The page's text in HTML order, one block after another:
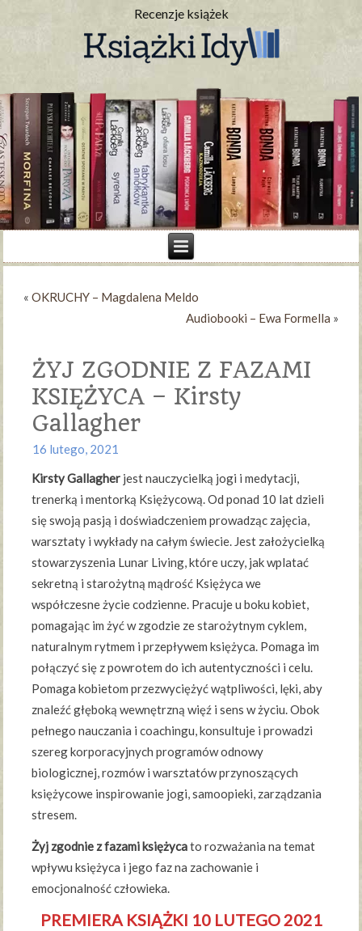
Recenzje książek
«OKRUCHY – Magdalena Meldo
Audiobooki – Ewa Formella »
ŻYJ ZGODNIE Z FAZAMI
KSIĘŻYCA – Kirsty
Gallagher
16 lutego, 2021
Kirsty Gallagher jest nauczycielką jogi i medytacji,
trenerką i mentorką Księżycową. Od ponad 10 lat dzieli
się swoją pasją i doświadczeniem prowadząc zajęcia,
warsztaty i wykłady na całym świecie. Jest założycielką
stowarzyszenia Lunar Living, które uczy, jak wplatać
sekretną i starożytną mądrość Księżyca we
współczesne życie codzienne. Pracuje u boku kobiet,
pomagając im żyć w zgodzie ze starożytnym cyklem,
naturalnym rytmem i przepływem księżyca. Pomaga im
połączyć się z powrotem do ich autentyczności i celu.
Pomaga kobietom przezwyciężyć wątpliwości, lęki, aby
znaleźć głęboką wewnętrzną więź i sens w życiu. Obok
pełnego nauczania i coachingu, konsultuje i prowadzi
szereg korporacyjnych programów odnowy
biologicznej, rozmów i warsztatów przynoszących
księżycowe inspirowanie jogi, samoopieki, zarządzania
stresem.
Żyj zgodnie z fazami księżycato rozważania na temat
wpływu księżyca i jego faz na zachowanie i
emocjonalność człowieka.
PREMIERA KSIĄŻKI 10 LUTEGO 2021